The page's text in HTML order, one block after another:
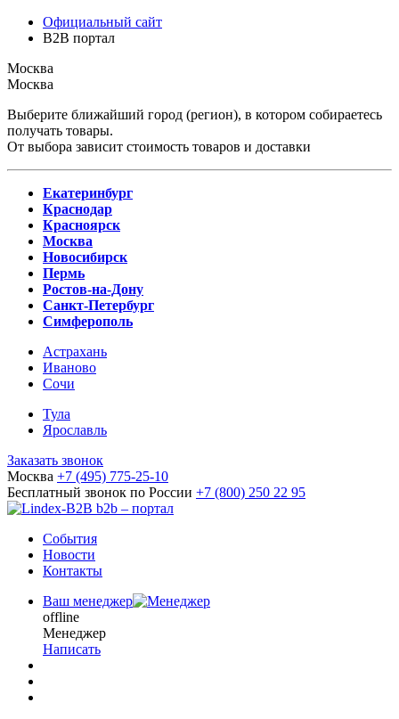
Официальный сайт
B2B портал
Москва
Москва
Выберите ближайший город (регион), в котором собираетесь
получать товары.
От выбора зависит стоимость товаров и доставки
Екатеринбург
Краснодар
Красноярск
Москва
Новосибирск
Пермь
Ростов-на-Дону
Санкт-Петербург
Симферополь
Астрахань
Иваново
Сочи
Тула
Ярославль
Заказать звонок
Москва +7 (495) 775-25-10
Бесплатный звонок по России +7 (800) 250 22 95
b2b – портал
События
Новости
Контакты
Ваш менеджер
offline
Менеджер
Написать